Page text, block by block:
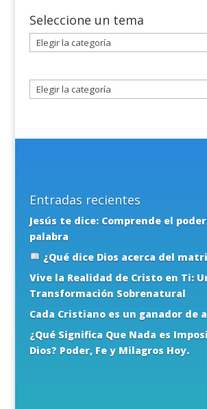
Seleccione un tema
Seleccione
un
Entradas recientes
Jesús te dice: Comprende el
palabra
¿Qué dice Dios acerca del
Vive la Realidad de Cristo en Ti:
Transformación Sobrenatural
Cada Cristiano es un ganador de
¿Qué Significa Que Nada es
Dios? Poder, Fe y Milagros Hoy.